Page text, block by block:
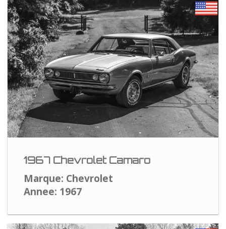
1967 Chevrolet Camaro
Marque: Chevrolet
Annee: 1967